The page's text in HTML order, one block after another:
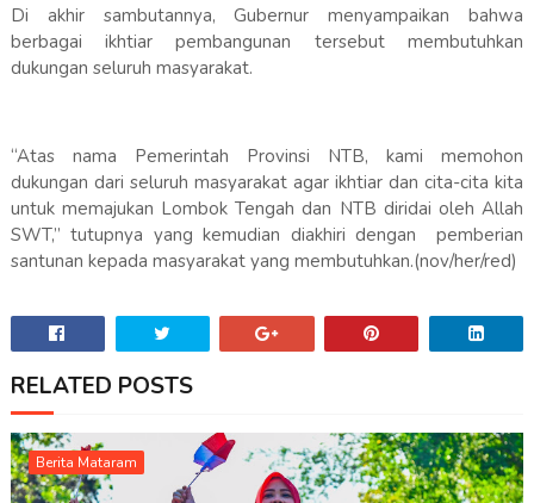
Di akhir sambutannya, Gubernur menyampaikan bahwa
berbagai ikhtiar pembangunan tersebut membutuhkan
dukungan seluruh masyarakat.
“Atas nama Pemerintah Provinsi NTB, kami memohon
dukungan dari seluruh masyarakat agar ikhtiar dan cita-cita kita
untuk memajukan Lombok Tengah dan NTB diridai oleh Allah
SWT,” tutupnya yang kemudian diakhiri dengan pemberian
santunan kepada masyarakat yang membutuhkan.(nov/her/red)
RELATED POSTS
Berita Mataram